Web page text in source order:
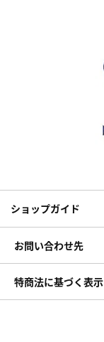
ショップガイド
お問い合わせ先
特商法に基づく表示